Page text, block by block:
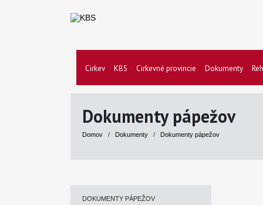
Cirkev KBS Cirkevné provincie Dokumenty
Dokumenty pápežov
Domov / Dokumenty / Dokumenty pápežov
DOKUMENTY PÁPEŽOV